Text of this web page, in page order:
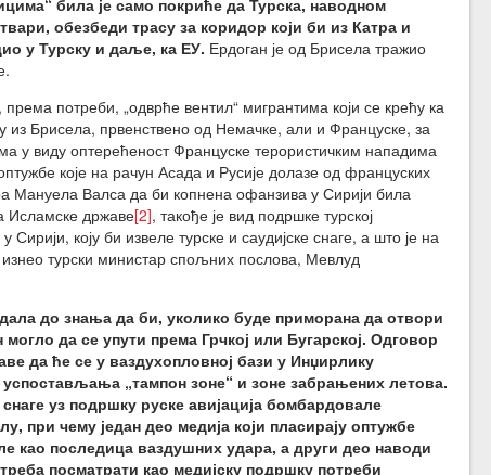
била је само покриће да Турска, наводном
обезбеди трасу за коридор који би из Катра и
у Турску и даље, ка ЕУ. Ердоган је од Брисела тражио
потреби, „одврће вентил“ мигрантима који се крећу ка
из Брисела, првенствено од Немачке, али и Француске, за
у виду оптерећеност Француске терористичким нападима
које на рачун Асада и Русије долазе од француских
Мануела Валса да би копнена офанзива у Сирији била
Исламске државе[2], такође је вид подршке турској
Сирији, коју би извеле турске и саудијске снаге, а што је на
турски министар спољних послова, Мевлуд
до знања да би, уколико буде приморана да отвори
да се упути према Грчкој или Бугарској. Одговор
да ће се у ваздухопловној бази у Инџирлику
„тампон зоне“ и зоне забрањених летова.
уз подршку руске авијација бомбардовале
при чему један део медија који пласирају оптужбе
као последица ваздушних удара, а други део наводи
посматрати као медијску подршку потреби